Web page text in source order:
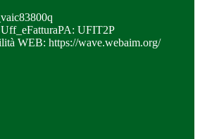
UFIT2P
WEB: https://wave.webaim.org/